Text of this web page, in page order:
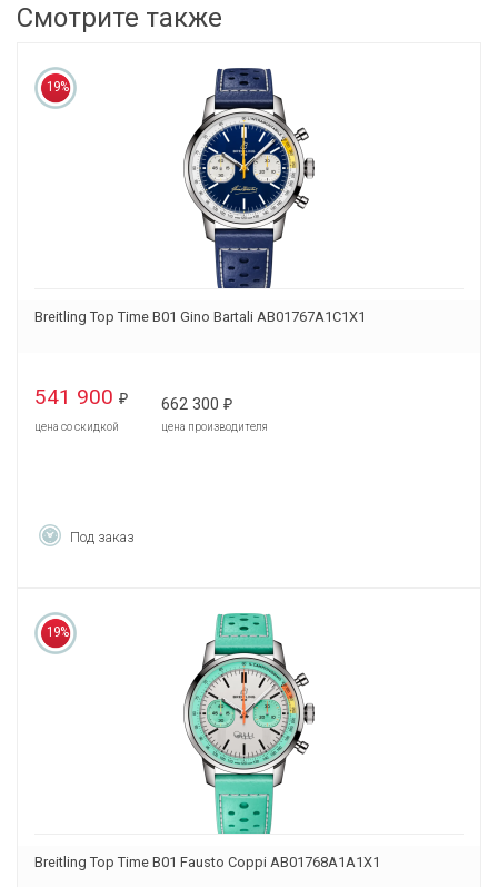
Смотрите также
19%
Breitling Top Time B01 Gino Bartali AB01767A1C1X1
541 900 ₽
цена со скидкой
662 300 ₽
цена производителя
Под заказ
19%
Breitling Top Time B01 Fausto Coppi AB01768A1A1X1